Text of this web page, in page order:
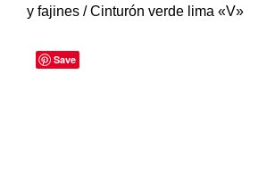
y fajines / Cinturón verde lima «V»
Save